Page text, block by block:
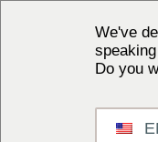
We've
Do you